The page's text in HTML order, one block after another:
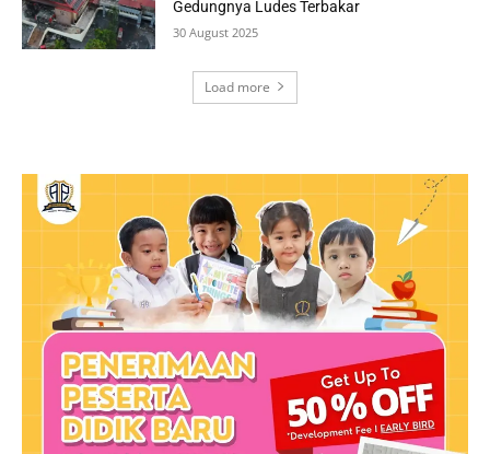
Gedungnya Ludes Terbakar
30 August 2025
Load more